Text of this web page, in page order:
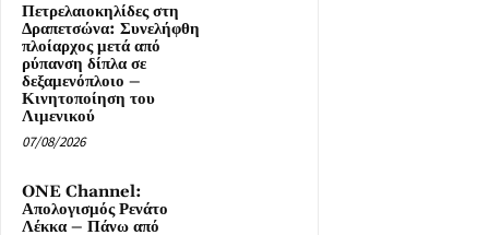
Πετρελαιοκηλίδες στη
Δραπετσώνα: Συνελήφθη
πλοίαρχος μετά από
ρύπανση δίπλα σε
δεξαμενόπλοιο –
Κινητοποίηση του
Λιμενικού
07/08/2026
ONE Channel:
Απολογισμός Ρενάτο
Λέκκα – Πάνω από